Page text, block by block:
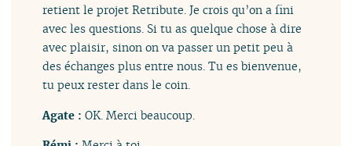
retient le projet Retribute. Je crois qu’on a fini
avec les questions. Si tu as quelque chose à dire
avec plaisir, sinon on va passer un petit peu à
des échanges plus entre nous. Tu es bienvenue,
tu peux rester dans le coin.
Agate :OK. Merci beaucoup.